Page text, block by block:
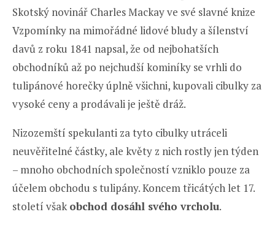
Skotský novinář Charles Mackay ve své slavné knize
Vzpomínky na mimořádné lidové bludy a šílenství
davů z roku 1841 napsal, že od nejbohatších
obchodníků až po nejchudší kominíky se vrhli do
tulipánové horečky úplně všichni, kupovali cibulky za
vysoké ceny a prodávali je ještě dráž.
Nizozemští spekulanti za tyto cibulky utráceli
neuvěřitelné částky, ale květy z nich rostly jen týden
– mnoho obchodních společností vzniklo pouze za
účelem obchodu s tulipány. Koncem třicátých let 17.
století všakobchod dosáhl svého vrcholu.